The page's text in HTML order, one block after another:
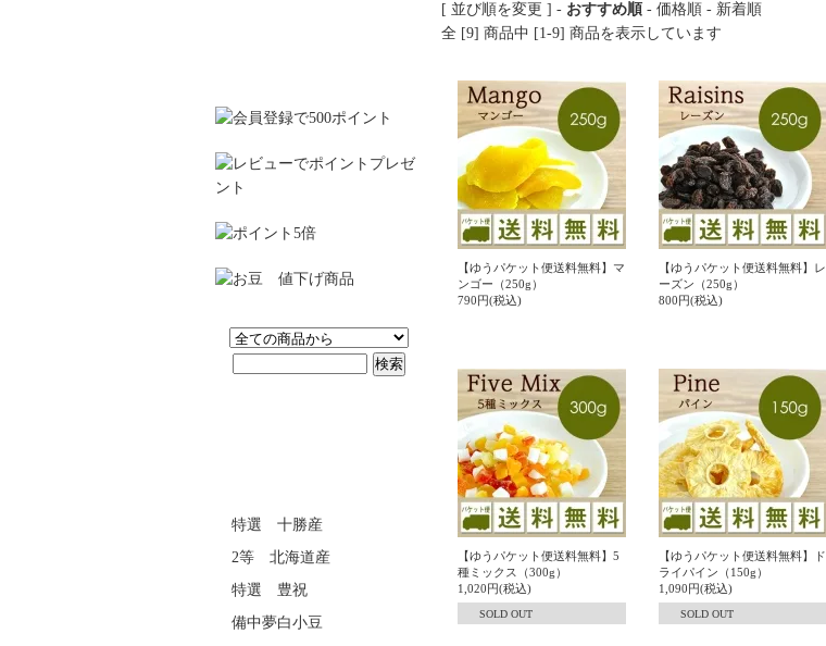
特選 十勝産
2等 北海道産
特選 豊祝
備中夢白小豆
[ 並び順を変更 ] - おすすめ順 - 価格順 - 新着順
全 [9] 商品中 [1-9] 商品を表示しています
【ゆうパケット便送料無料】マ
ンゴー（250g）
790円(税込)
【ゆうパケット便送料無料】レ
ーズン（250g）
800円(税込)
【ゆうパケット便送料無料】5
種ミックス（300g）
1,020円(税込)
SOLD OUT
【ゆうパケット便送料無料】ド
ライパイン（150g）
1,090円(税込)
SOLD OUT